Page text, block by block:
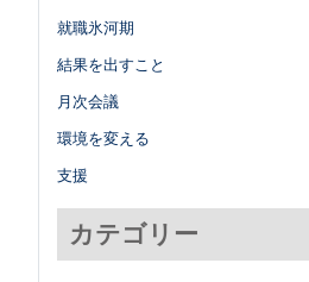
就職氷河期
結果を出すこと
月次会議
環境を変える
支援
カテゴリー